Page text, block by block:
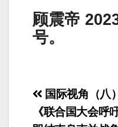
顾震帝
号。
Post
国际视角（八）
《联合国大会呼